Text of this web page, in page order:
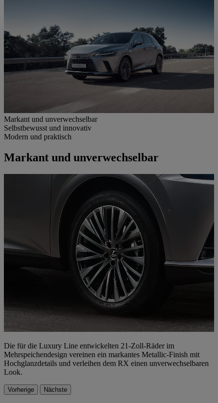
Markant und unverwechselbar
Selbstbewusst und innovativ
Modern und praktisch
Markant und unverwechselbar
Die für die Luxury Line entwickelten 21-Zoll-Räder im
Mehrspeichendesign vereinen ein markantes Metallic-Finish mit
Hochglanzdetails und verleihen dem RX einen unverwechselbaren
Look.
Vorherige Nächste